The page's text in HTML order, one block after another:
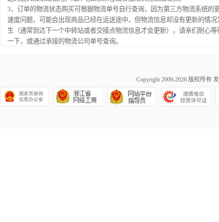
3、订单的物流状态购买可根据物流单号自行查询，因为第三方物流系统的
速度问题，可能会出现商品已经在运送途中，但物流信息却没有更新的情况
生（通常到达下一个中转站或者交接点物流信息才会更新），请亲们耐心等
一下，或通过承接的物流公司单号查询。
Copyright 2009-2026 版权所有